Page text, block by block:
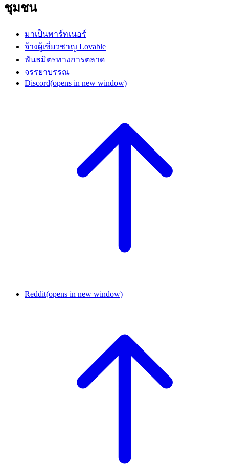
ชุมชน
มาเป็นพาร์ทเนอร์
จ้างผู้เชี่ยวชาญ Lovable
พันธมิตรทางการตลาด
จรรยาบรรณ
Discord(opens in new window)
Reddit(opens in new window)